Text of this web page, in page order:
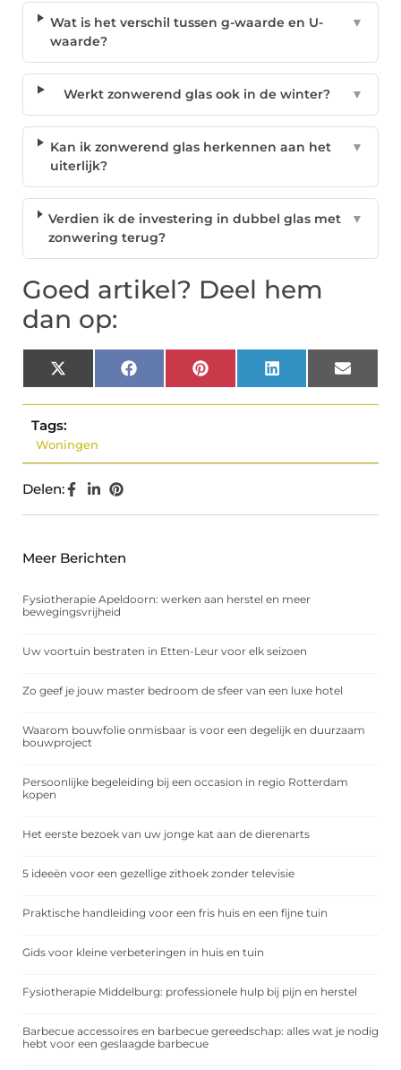
Wat is het verschil tussen g-waarde en U-
waarde?
▼
Werkt zonwerend glas ook in de winter? ▼
Kan ik zonwerend glas herkennen aan het
uiterlijk?
▼
Verdien ik de investering in dubbel glas met
zonwering terug?
▼
Goed artikel? Deel hem
dan op:
X
(Twitter)
Facebook Pinterest LinkedIn Email
Tags:
Woningen
Delen:
Meer Berichten
Fysiotherapie Apeldoorn: werken aan herstel en meer
bewegingsvrijheid
Uw voortuin bestraten in Etten-Leur voor elk seizoen
Zo geef je jouw master bedroom de sfeer van een luxe hotel
Waarom bouwfolie onmisbaar is voor een degelijk en duurzaam
bouwproject
Persoonlijke begeleiding bij een occasion in regio Rotterdam
kopen
Het eerste bezoek van uw jonge kat aan de dierenarts
5 ideeën voor een gezellige zithoek zonder televisie
Praktische handleiding voor een fris huis en een fijne tuin
Gids voor kleine verbeteringen in huis en tuin
Fysiotherapie Middelburg: professionele hulp bij pijn en herstel
Barbecue accessoires en barbecue gereedschap: alles wat je nodig
hebt voor een geslaagde barbecue